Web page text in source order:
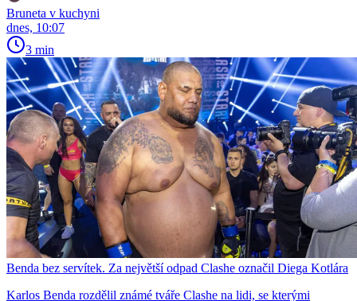
Bruneta v kuchyni
dnes, 10:07
3 min
Benda bez servítek. Za největší odpad Clashe označil Diega Kotlára
Karlos Benda rozdělil známé tváře Clashe na lidi, se kterými